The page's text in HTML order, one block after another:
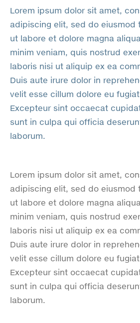
Lorem ipsum dolor sit amet,
adipiscing elit, sed do eiusmod
ut labore et dolore magna
minim veniam, quis nostrud
laboris nisi ut aliquip ex ea
Duis aute irure dolor in
velit esse cillum dolore eu
Excepteur sint occaecat
sunt in culpa qui officia
laborum.
Lorem ipsum dolor sit amet,
adipiscing elit, sed do eiusmod
ut labore et dolore magna
minim veniam, quis nostrud
laboris nisi ut aliquip ex ea
Duis aute irure dolor in
velit esse cillum dolore eu
Excepteur sint occaecat
sunt in culpa qui officia
laborum.